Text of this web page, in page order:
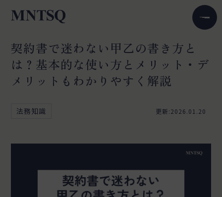
契約書で迷わない甲乙の書き方と
は？基本的な使い方とメリット・デ
メリットもわかりやすく解説
法務知識 更新:2026.01.20